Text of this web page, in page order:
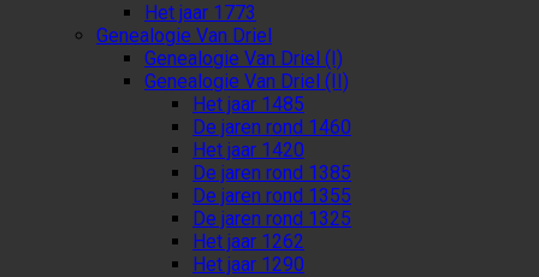
Het jaar 1773
Genealogie Van Driel
Genealogie Van Driel (I)
Genealogie Van Driel (II)
Het jaar 1485
De jaren rond 1460
Het jaar 1420
De jaren rond 1385
De jaren rond 1355
De jaren rond 1325
Het jaar 1262
Het jaar 1290